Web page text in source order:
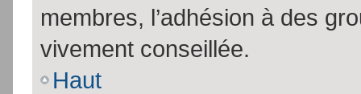
membres, l’adhésion à des
vivement conseillée.
Haut